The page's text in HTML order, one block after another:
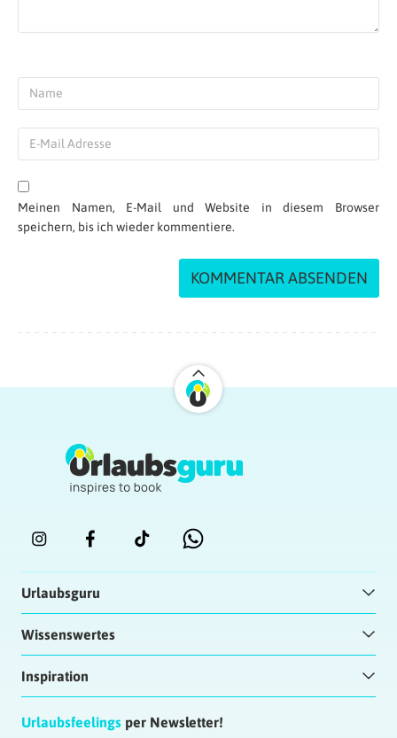
Meinen Namen, E-Mail und Website in diesem Browser
speichern, bis ich wieder kommentiere.
Urlaubsguru
Wissenswertes
Inspiration
Urlaubsfeelings per Newsletter!